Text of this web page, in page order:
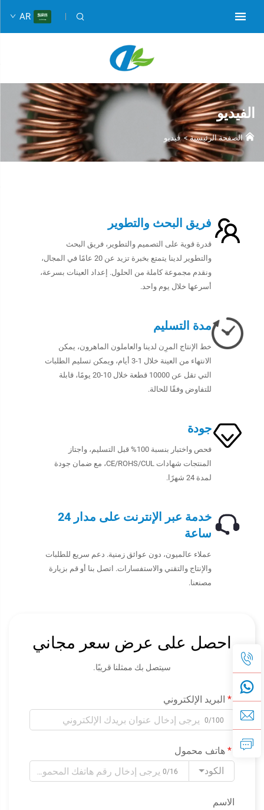
AR
الفيديو
الصفحة الرئيسية>فيديو
فريق البحث والتطوير
قدرة قوية على التصميم والتطوير، فريق البحث
والتطوير لدينا يتمتع بخبرة تزيد عن 20 عامًا في المجال،
ونقدم مجموعة كاملة من الحلول. إعداد العينات بسرعة،
أسرعها خلال يوم واحد.
مدة التسليم
خط الإنتاج المرِن لدينا والعاملون الماهرون، يمكن
الانتهاء من العينة خلال 1-3 أيام، ويمكن تسليم الطلبات
التي تقل عن 10000 قطعة خلال 10-20 يومًا، قابلة
للتفاوض وفقًا للحالة.
جودة
فحص واختبار بنسبة 100% قبل التسليم، واجتاز
المنتجات شهادات CE/ROHS/CUL، مع ضمان جودة
لمدة 24 شهرًا.
خدمة عبر الإنترنت على مدار 24
ساعة
عملاء عالميون، دون عوائق زمنية. دعم سريع للطلبات
والإنتاج والتقني والاستفسارات. اتصل بنا أو قم بزيارة
مصنعنا.
احصل على عرض سعر مجاني
سيتصل بك ممثلنا قريبًا.
البريد الإلكتروني
0/100
هاتف محمول
الكود
0/16
الاسم